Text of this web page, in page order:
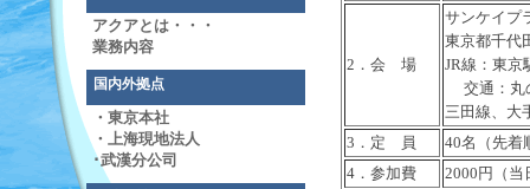
アクアとは・・・
業務内容
国内外拠点
・東京本社
・上海現地法人
･武漢分公司
2．会 場
サンケイ
東京都千代
JR線：東京
交通：丸
三田線、大
3．定 員
40名（先着
4．参加費
2000円（当